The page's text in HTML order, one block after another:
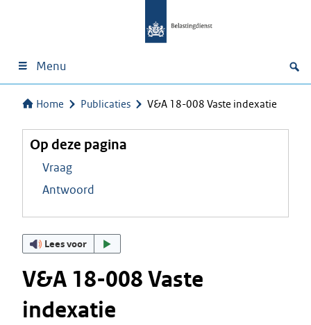
Menu
Home Publicaties V&A 18-008 Vaste indexatie
Op deze pagina
Vraag
Antwoord
Lees voor
V&A 18-008 Vaste
indexatie